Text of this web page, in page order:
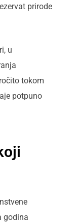
prirode
u
tokom
potpuno
godina